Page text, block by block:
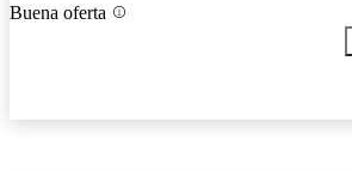
Buena oferta